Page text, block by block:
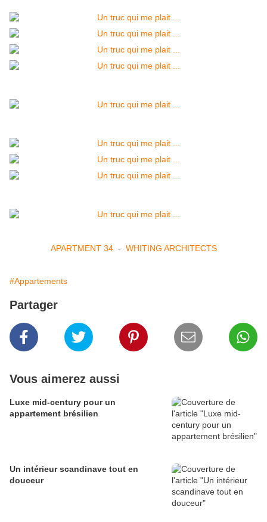
APARTMENT 34- WHITING ARCHITECTS
#Appartements
Partager
Vous aimerez aussi
Luxe mid-century pour un
appartement brésilien
Un intérieur scandinave tout en
douceur